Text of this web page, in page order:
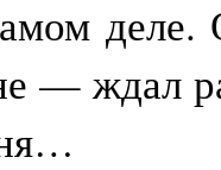
деле.
— ждал